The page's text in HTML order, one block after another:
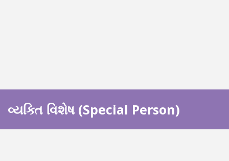
વ્યક્તિ વિશેષ (Special Person)